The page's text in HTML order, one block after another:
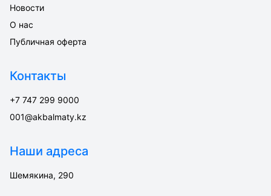
Новости
О нас
Публичная оферта
Контакты
+7 747 299 9000
001@akbalmaty.kz
Наши адреса
Шемякина, 290